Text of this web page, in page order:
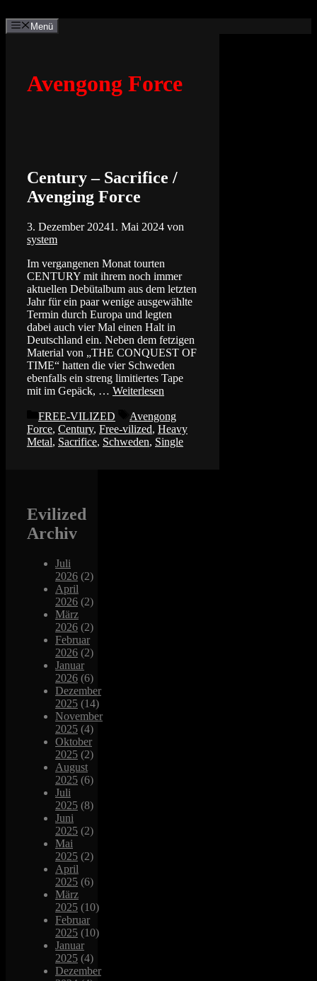
Inhalt
springen
Menü
Avengong Force
Century – Sacrifice /
Avenging Force
3. Dezember 20241. Mai 2024 von
system
Im vergangenen Monat tourten
CENTURY mit ihrem noch immer
aktuellen Debütalbum aus dem letzten
Jahr für ein paar wenige ausgewählte
Termin durch Europa und legten
dabei auch vier Mal einen Halt in
Deutschland ein. Neben dem fetzigen
Material von „THE CONQUEST OF
TIME“ hatten die vier Schweden
ebenfalls ein streng limitiertes Tape
mit im Gepäck, … Weiterlesen
Kategorien
FREE-VILIZED Schlagwörter
Avengong
Force, Century, Free-vilized, Heavy
Metal, Sacrifice, Schweden, Single
Evilized
Archiv
Juli
2026 (2)
April
2026 (2)
März
2026 (2)
Februar
2026 (2)
Januar
2026 (6)
Dezember
2025 (14)
November
2025 (4)
Oktober
2025 (2)
August
2025 (6)
Juli
2025 (8)
Juni
2025 (2)
Mai
2025 (2)
April
2025 (6)
März
2025 (10)
Februar
2025 (10)
Januar
2025 (4)
Dezember